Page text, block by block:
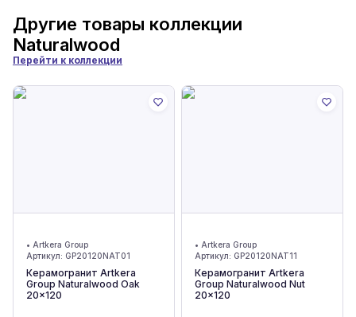
Другие товары коллекции
Naturalwood
Перейти к коллекции
• Artkera Group
Артикул: GP20120NAT01
Керамогранит Artkera
Group Naturalwood Oak
20x120
• Artkera Group
Артикул: GP20120NAT11
Керамогранит Artkera
Group Naturalwood Nut
20x120